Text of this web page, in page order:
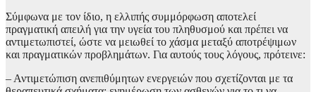
Σύμφωνα με τον ίδιο, η ελλιπής συμμόρφωση αποτελεί
πραγματική απειλή για την υγεία του πληθυσμού και πρέπει να
αντιμετωπιστεί, ώστε να μειωθεί το χάσμα μεταξύ αποτρέψιμων
και πραγματικών προβλημάτων. Για αυτούς τους λόγους, πρότεινε:
– Αντιμετώπιση ανεπιθύμητων ενεργειών που σχετίζονται με τα